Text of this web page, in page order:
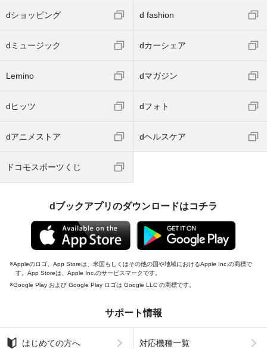
dショッピング d fashion
dミュージック dカーシェア
Lemino dマガジン
dヒッツ dフォト
dアニメストア dヘルスケア
ドコモスポーツくじ
dブックアプリのダウンロードはコチラ
Appleのロゴ、App Storeは、米国もしくはその他の国や地域におけるApple Inc.の商標で
す。App Storeは、Apple Inc.のサービスマークです。
Google Play および Google Play ロゴは Google LLC の商標です。
サポート情報
はじめての方へ 対応機種一覧